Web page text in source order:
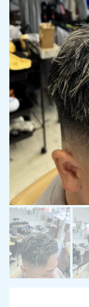
メールアドレス *
メッセージ